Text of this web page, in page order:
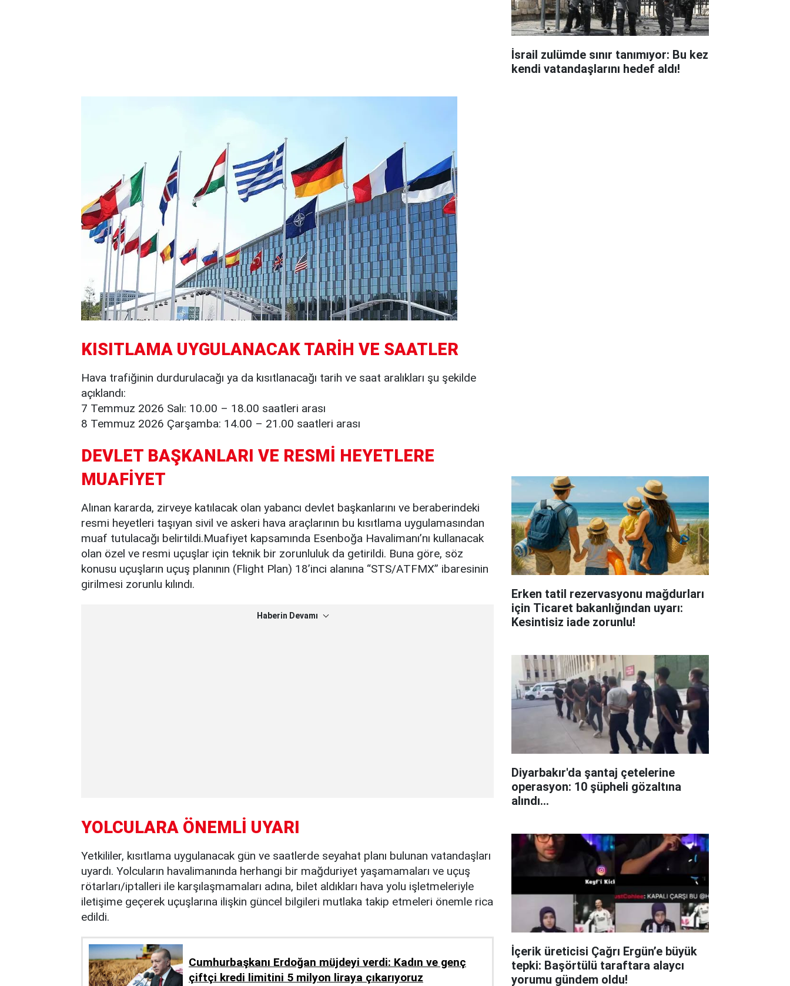
KISITLAMA UYGULANACAK TARİH VE SAATLER
Hava trafiğinin durdurulacağı ya da kısıtlanacağı tarih ve saat aralıkları şu şekilde
açıklandı:
7 Temmuz 2026 Salı: 10.00 – 18.00 saatleri arası
8 Temmuz 2026 Çarşamba: 14.00 – 21.00 saatleri arası
DEVLET BAŞKANLARI VE RESMİ HEYETLERE
MUAFİYET
Alınan kararda, zirveye katılacak olan yabancı devlet başkanlarını ve beraberindeki
resmi heyetleri taşıyan sivil ve askeri hava araçlarının bu kısıtlama uygulamasından
muaf tutulacağı belirtildi.Muafiyet kapsamında Esenboğa Havalimanı’nı kullanacak
olan özel ve resmi uçuşlar için teknik bir zorunluluk da getirildi. Buna göre, söz
konusu uçuşların uçuş planının (Flight Plan) 18’inci alanına “STS/ATFMX” ibaresinin
girilmesi zorunlu kılındı.
Haberin Devamı
YOLCULARA ÖNEMLİ UYARI
Yetkililer, kısıtlama uygulanacak gün ve saatlerde seyahat planı bulunan vatandaşları
uyardı. Yolcuların havalimanında herhangi bir mağduriyet yaşamamaları ve uçuş
rötarları/iptalleri ile karşılaşmamaları adına, bilet aldıkları hava yolu işletmeleriyle
iletişime geçerek uçuşlarına ilişkin güncel bilgileri mutlaka takip etmeleri önemle rica
edildi.
Cumhurbaşkanı Erdoğan müjdeyi verdi: Kadın ve genç
çiftçi kredi limitini 5 milyon liraya çıkarıyoruz
İsrail zulümde sınır tanımıyor: Bu kez
kendi vatandaşlarını hedef aldı!
Erken tatil rezervasyonu mağdurları
için Ticaret bakanlığından uyarı:
Kesintisiz iade zorunlu!
Diyarbakır'da şantaj çetelerine
operasyon: 10 şüpheli gözaltına
alındı...
İçerik üreticisi Çağrı Ergün’e büyük
tepki: Başörtülü taraftara alaycı
yorumu gündem oldu!